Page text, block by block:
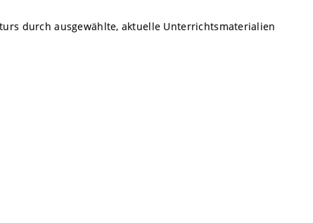
durch ausgewählte, aktuelle Unterrichtsmaterialien